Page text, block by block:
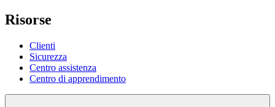
Risorse
Clienti
Sicurezza
Centro assistenza
Centro di apprendimento